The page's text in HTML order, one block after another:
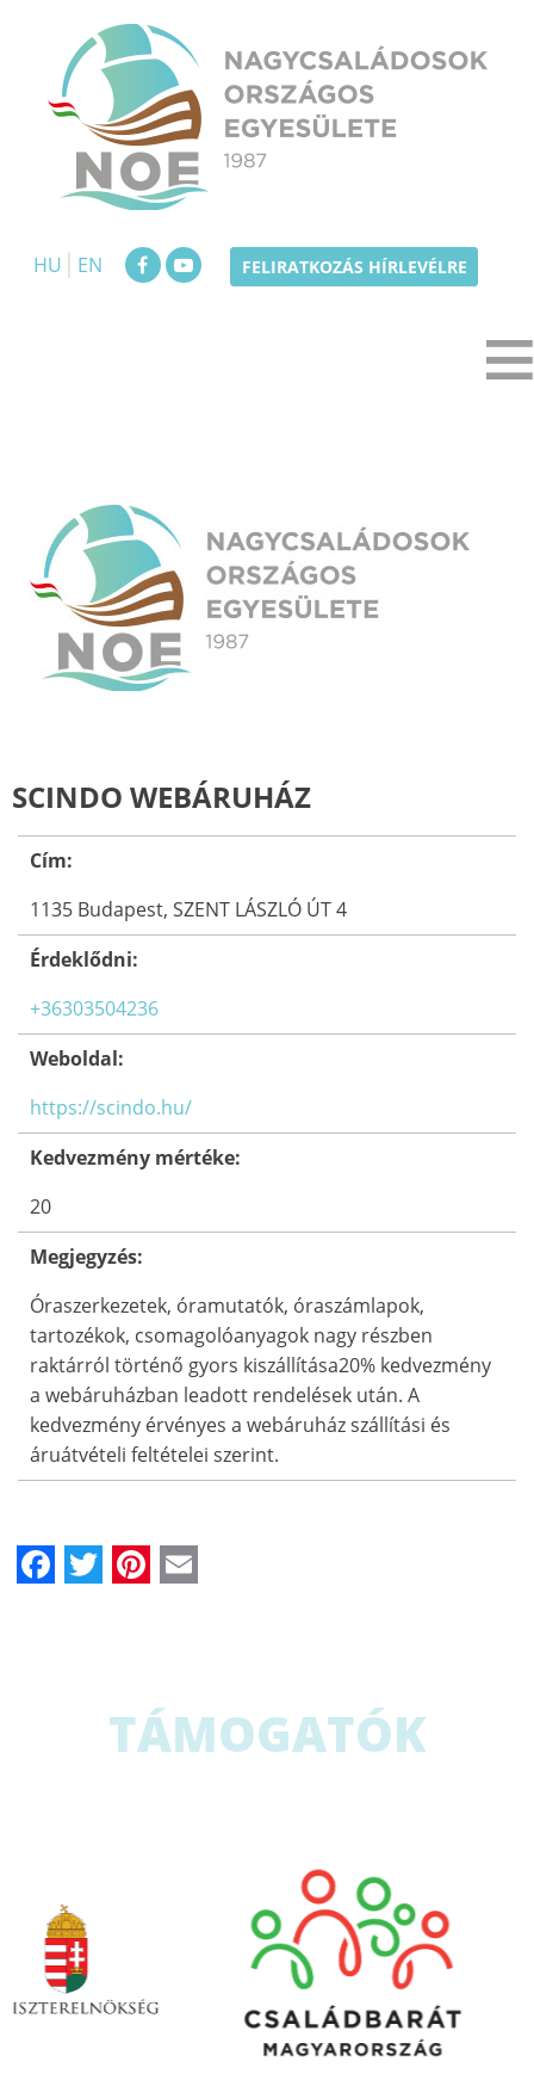
content
HU
EN FELIRATKOZÁS HÍRLEVÉLRE
SCINDO WEBÁRUHÁZ
Cím:
1135 Budapest, SZENT LÁSZLÓ ÚT 4
Érdeklődni:
+36303504236
Weboldal:
https://scindo.hu/
Kedvezmény mértéke:
20
Megjegyzés:
Óraszerkezetek, óramutatók, óraszámlapok,
tartozékok, csomagolóanyagok nagy részben
raktárról történő gyors kiszállítása20% kedvezmény
a webáruházban leadott rendelések után. A
kedvezmény érvényes a webáruház szállítási és
áruátvételi feltételei szerint.
Facebook
TwitterPinterest
TÁMOGATÓK